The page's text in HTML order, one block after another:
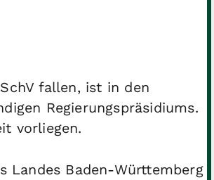
fallen, ist in den
Regierungspräsidiums.
vorliegen.
Landes Baden-Württemberg